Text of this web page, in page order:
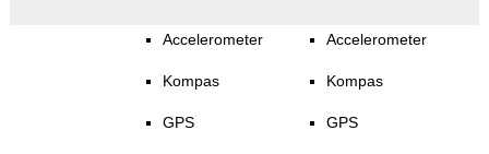
Accelerometer
Kompas
GPS
Accelerometer
Kompas
GPS